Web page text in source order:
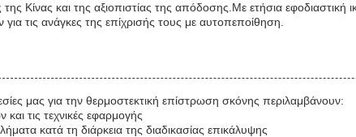
Κίνας και της αξιοπιστίας της απόδοσης.Με ετήσια εφοδιαστική
τις ανάγκες της επίχρισής τους με αυτοπεποίθηση.
μας για την θερμοστεκτική επίστρωση σκόνης περιλαμβάνουν:
τις τεχνικές εφαρμογής
κατά τη διάρκεια της διαδικασίας επικάλυψης